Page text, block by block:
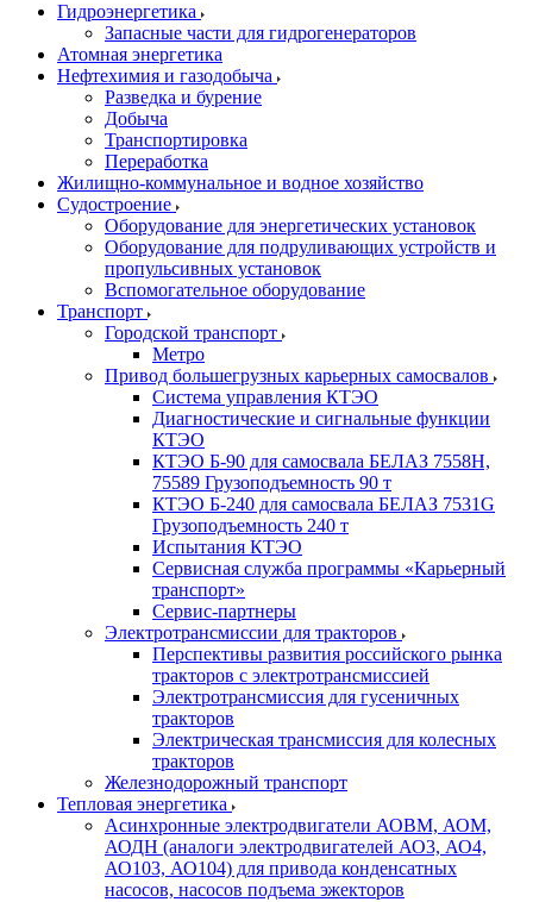
Гидроэнергетика
Запасные части для гидрогенераторов
Атомная энергетика
Нефтехимия и газодобыча
Разведка и бурение
Добыча
Транспортировка
Переработка
Жилищно-коммунальное и водное хозяйство
Судостроение
Оборудование для энергетических установок
Оборудование для подруливающих устройств и
пропульсивных установок
Вспомогательное оборудование
Транспорт
Городской транспорт
Метро
Привод большегрузных карьерных самосвалов
Система управления КТЭО
Диагностические и сигнальные функции
КТЭО
КТЭО Б-90 для самосвала БЕЛАЗ 7558H,
75589 Грузоподъемность 90 т
КТЭО Б-240 для самосвала БЕЛАЗ 7531G
Грузоподъемность 240 т
Испытания КТЭО
Сервисная служба программы «Карьерный
транспорт»
Сервис-партнеры
Электротрансмиссии для тракторов
Перспективы развития российского рынка
тракторов с электротрансмиссией
Электротрансмиссия для гусеничных
тракторов
Электрическая трансмиссия для колесных
тракторов
Железнодорожный транспорт
Тепловая энергетика
Асинхронные электродвигатели АОВМ, АОМ,
АОДН (аналоги электродвигателей АО3, АО4,
АО103, АО104) для привода конденсатных
насосов, насосов подъема эжекторов